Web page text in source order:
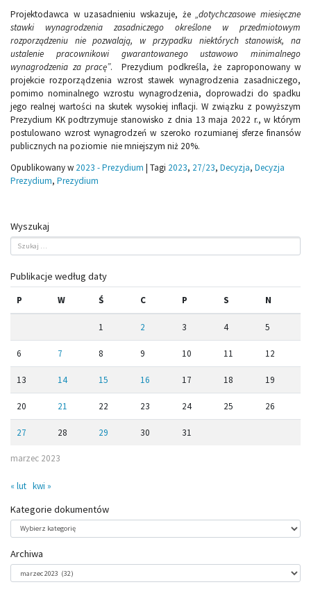
Projektodawca w uzasadnieniu wskazuje, że„dotychczasowe miesięczne
stawki wynagrodzenia zasadniczego określone w przedmiotowym
rozporządzeniu nie pozwalają, w przypadku niektórych stanowisk, na
ustalenie pracownikowi gwarantowanego ustawowo minimalnego
wynagrodzenia za pracę”. Prezydium podkreśla, że zaproponowany w
projekcie rozporządzenia wzrost stawek wynagrodzenia zasadniczego,
pomimo nominalnego wzrostu wynagrodzenia, doprowadzi do spadku
jego realnej wartości na skutek wysokiej inflacji. W związku z powyższym
Prezydium KK podtrzymuje stanowisko z dnia 13 maja 2022 r., w którym
postulowano wzrost wynagrodzeń w szeroko rozumianej sferze finansów
publicznych na poziomie nie mniejszym niż 20%.
Opublikowany w 2023 - Prezydium | Tagi 2023, 27/23, Decyzja, Decyzja
Prezydium, Prezydium
Wyszukaj
Publikacje według daty
marzec 2023
P W Ś C P S N
1 2 3 4 5
6 7 8 9 10 11 12
13 14 15 16 17 18 19
20 21 22 23 24 25 26
27 28 29 30 31
« lut kwi »
Kategorie dokumentów
Kategorie
dokumentów
Archiwa